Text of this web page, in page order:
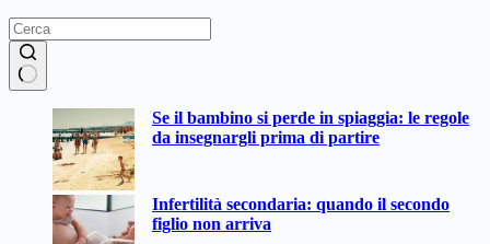
Se il bambino si perde in spiaggia: le regole
da insegnargli prima di partire
Infertilità secondaria: quando il secondo
figlio non arriva